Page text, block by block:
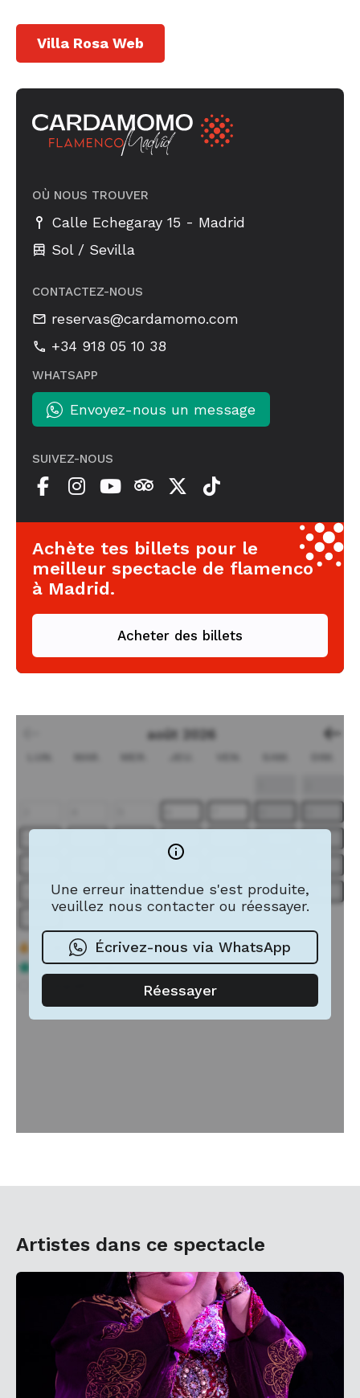
Villa Rosa Web
OÙ NOUS TROUVER
Calle Echegaray 15 - Madrid
Sol / Sevilla
CONTACTEZ-NOUS
reservas@cardamomo.com
+34 918 05 10 38
WHATSAPP
Envoyez-nous un message
SUIVEZ-NOUS
Achète tes billets pour le
meilleur spectacle de flamenco
à Madrid.
Acheter des billets
Artistes dans ce spectacle